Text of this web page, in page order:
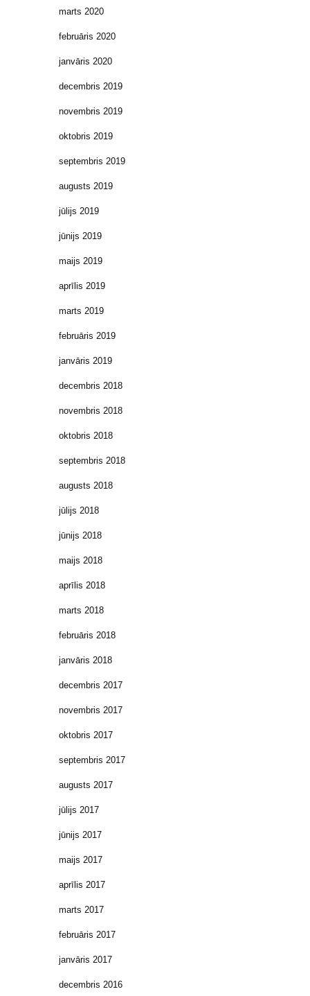
marts 2020
februāris 2020
janvāris 2020
decembris 2019
novembris 2019
oktobris 2019
septembris 2019
augusts 2019
jūlijs 2019
jūnijs 2019
maijs 2019
aprīlis 2019
marts 2019
februāris 2019
janvāris 2019
decembris 2018
novembris 2018
oktobris 2018
septembris 2018
augusts 2018
jūlijs 2018
jūnijs 2018
maijs 2018
aprīlis 2018
marts 2018
februāris 2018
janvāris 2018
decembris 2017
novembris 2017
oktobris 2017
septembris 2017
augusts 2017
jūlijs 2017
jūnijs 2017
maijs 2017
aprīlis 2017
marts 2017
februāris 2017
janvāris 2017
decembris 2016